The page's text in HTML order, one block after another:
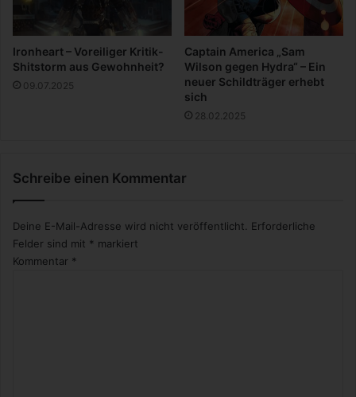
Ironheart – Voreiliger Kritik-
Shitstorm aus Gewohnheit?
09.07.2025
Captain America „Sam
Wilson gegen Hydra“ – Ein
neuer Schildträger erhebt
sich
28.02.2025
Schreibe einen Kommentar
Deine E-Mail-Adresse wird nicht veröffentlicht. Erforderliche
Felder sind mit * markiert
Kommentar *